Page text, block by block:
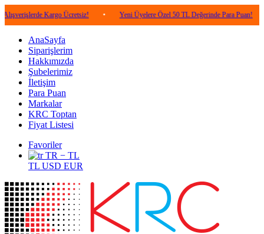
Kargo Ücretsiz! • Yeni Üyelere Özel 50 TL Değerinde Para Puan! •
AnaSayfa
Siparişlerim
Hakkımızda
Şubelerimiz
İletişim
Para Puan
Markalar
KRC Toptan
Fiyat Listesi
Favoriler
TR − TL
TL USD EUR